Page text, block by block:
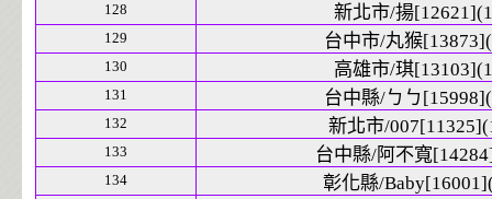
128 新北市/揚
129 台中市/丸猴
130 高雄市/琪
131 台中縣/ㄅㄅ
132 新北市/
133 台中縣/阿不寬
134 彰化縣/